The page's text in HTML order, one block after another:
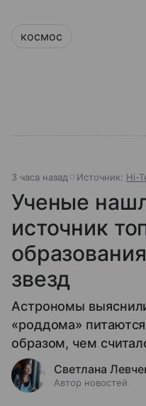
космос
3 часа назад Источник: Hi-
Ученые
источник
звезд
Астрономы
«роддома»
образом, чем
Светлана
Автор новостей